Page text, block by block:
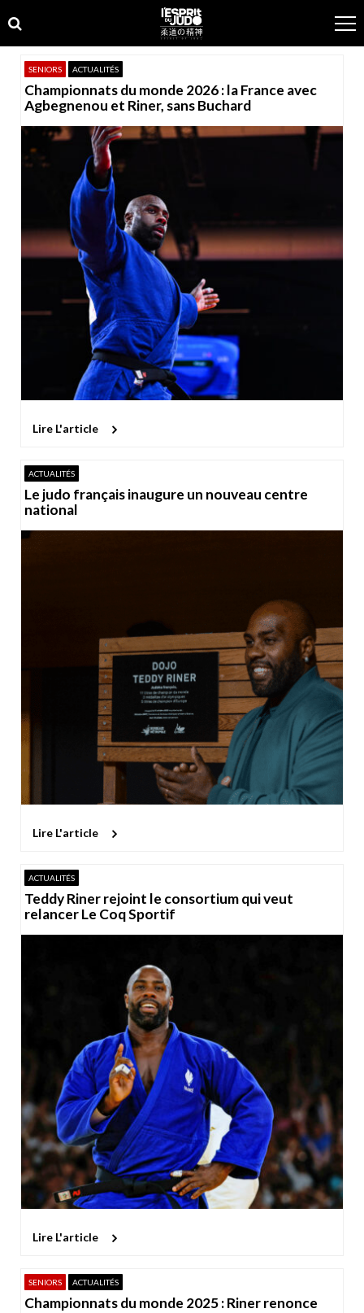
to
navigation
to
content
SENIORS ACTUALITÉS
Championnats du monde 2026 : la France avec
Agbegnenou et Riner, sans Buchard
Lire L'article
ACTUALITÉS
Le judo français inaugure un nouveau centre
national
Lire L'article
ACTUALITÉS
Teddy Riner rejoint le consortium qui veut
relancer Le Coq Sportif
Lire L'article
SENIORS ACTUALITÉS
Championnats du monde 2025 : Riner renonce